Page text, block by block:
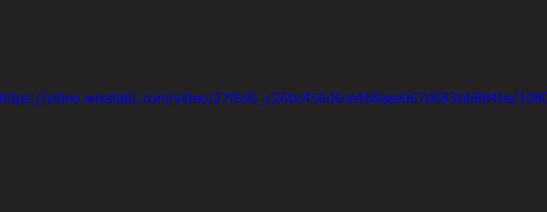
https://video.wixstatic.com/video/27f6d6_c26bc456d6ce4b8aae067d683bb884be/